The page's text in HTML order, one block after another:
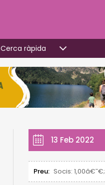
Cerca ràpida
13 Feb 2022
Preu: Socis: